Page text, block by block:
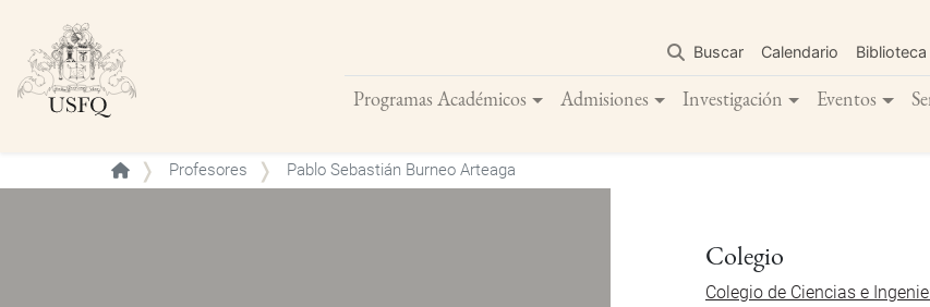
contenido
principal
Buscar Calendario Biblioteca
Programas Académicos Admisiones Investigación Eventos
Buscar
Profesores Pablo Sebastián Burneo Arteaga
Colegio
Colegio de Ciencias e